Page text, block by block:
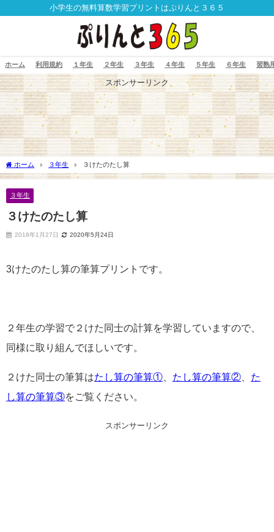
小学生の無料算数学習プリントはぷりんと３６５
ホーム 利用規約 １年生 ２年生 ３年生 ４年生 ５年生 ６年生 習熟
スポンサーリンク
ホーム ３年生 ３けたのたし算
３年生
３けたのたし算
2018年1月27日 2020年5月24日
3けたのたし算の筆算プリントです。
２年生の学習で２けた同士の計算を学習していますので、
同様に取り組んでほしいです。
２けた同士の筆算はたし算の筆算① たし算の筆算②
た
し算の筆算③をご覧ください。
スポンサーリンク